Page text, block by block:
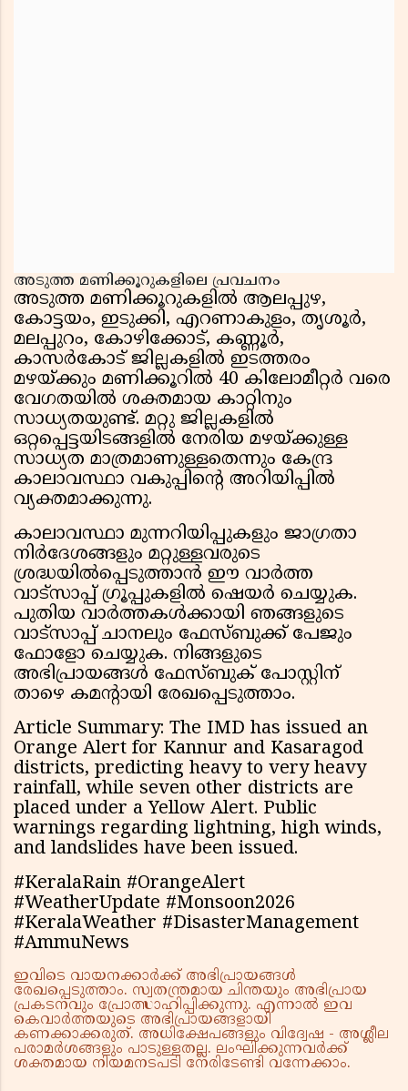
അടുത്ത മണിക്കൂറുകളിലെ പ്രവചനം
അടുത്ത മണിക്കൂറുകളിൽ ആലപ്പുഴ,
കോട്ടയം, ഇടുക്കി, എറണാകുളം, തൃശൂർ,
മലപ്പുറം, കോഴിക്കോട്, കണ്ണൂർ,
കാസർകോട് ജില്ലകളിൽ ഇടത്തരം
മഴയ്ക്കും മണിക്കൂറിൽ 40 കിലോമീറ്റർ വരെ
വേഗതയിൽ ശക്തമായ കാറ്റിനും
സാധ്യതയുണ്ട്. മറ്റു ജില്ലകളിൽ
ഒറ്റപ്പെട്ടയിടങ്ങളിൽ നേരിയ മഴയ്ക്കുള്ള
സാധ്യത മാത്രമാണുള്ളതെന്നും കേന്ദ്ര
കാലാവസ്ഥാ വകുപ്പിന്റെ അറിയിപ്പിൽ
വ്യക്തമാക്കുന്നു.
കാലാവസ്ഥാ മുന്നറിയിപ്പുകളും ജാഗ്രതാ
നിർദേശങ്ങളും മറ്റുള്ളവരുടെ
ശ്രദ്ധയിൽപ്പെടുത്താൻ ഈ വാർത്ത
വാട്സാപ്പ് ഗ്രൂപ്പുകളിൽ ഷെയർ ചെയ്യുക.
പുതിയ വാർത്തകൾക്കായി ഞങ്ങളുടെ
വാട്സാപ്പ് ചാനലും ഫേസ്ബുക്ക് പേജും
ഫോളോ ചെയ്യുക. നിങ്ങളുടെ
അഭിപ്രായങ്ങൾ ഫേസ്ബുക് പോസ്റ്റിന്
താഴെ കമന്റായി രേഖപ്പെടുത്താം.
Article Summary: The IMD has issued an
Orange Alert for Kannur and Kasaragod
districts, predicting heavy to very heavy
rainfall, while seven other districts are
placed under a Yellow Alert. Public
warnings regarding lightning, high winds,
and landslides have been issued.
#KeralaRain #OrangeAlert
#WeatherUpdate #Monsoon2026
#KeralaWeather #DisasterManagement
#AmmuNews
ഇവിടെ വായനക്കാർക്ക് അഭിപ്രായങ്ങൾ
രേഖപ്പെടുത്താം. സ്വതന്ത്രമായ ചിന്തയും അഭിപ്രായ
പ്രകടനവും പ്രോത്സാഹിപ്പിക്കുന്നു. എന്നാൽ ഇവ
കെവാർത്തയുടെ അഭിപ്രായങ്ങളായി
കണക്കാക്കരുത്. അധിക്ഷേപങ്ങളും വിദ്വേഷ - അശ്ലീല
പരാമർശങ്ങളും പാടുള്ളതല്ല. ലംഘിക്കുന്നവർക്ക്
ശക്തമായ നിയമനടപടി നേരിടേണ്ടി വന്നേക്കാം.